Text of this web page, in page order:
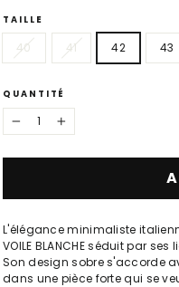
TAILLE
40 41 42 43
QUANTITÉ
+
L'élégance minimaliste
VOILE BLANCHE séduit par
Son design sobre s'accorde
dans une pièce forte qui se